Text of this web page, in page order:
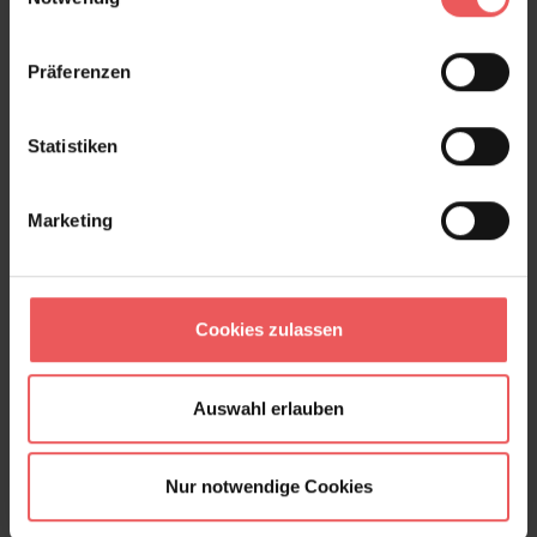
Präferenzen
Statistiken
Marketing
Cookies zulassen
Auswahl erlauben
Nur notwendige Cookies
Lobster, grey